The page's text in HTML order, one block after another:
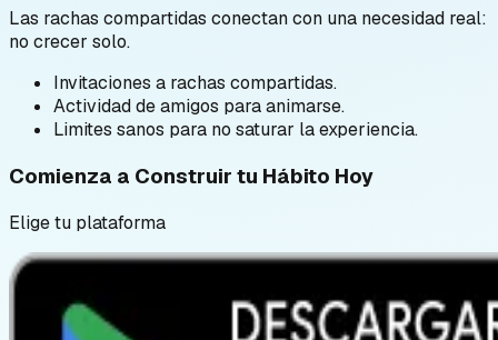
Las rachas compartidas conectan con una necesidad real:
no crecer solo.
Invitaciones a rachas compartidas.
Actividad de amigos para animarse.
Limites sanos para no saturar la experiencia.
Comienza a Construir tu Hábito Hoy
Elige tu plataforma